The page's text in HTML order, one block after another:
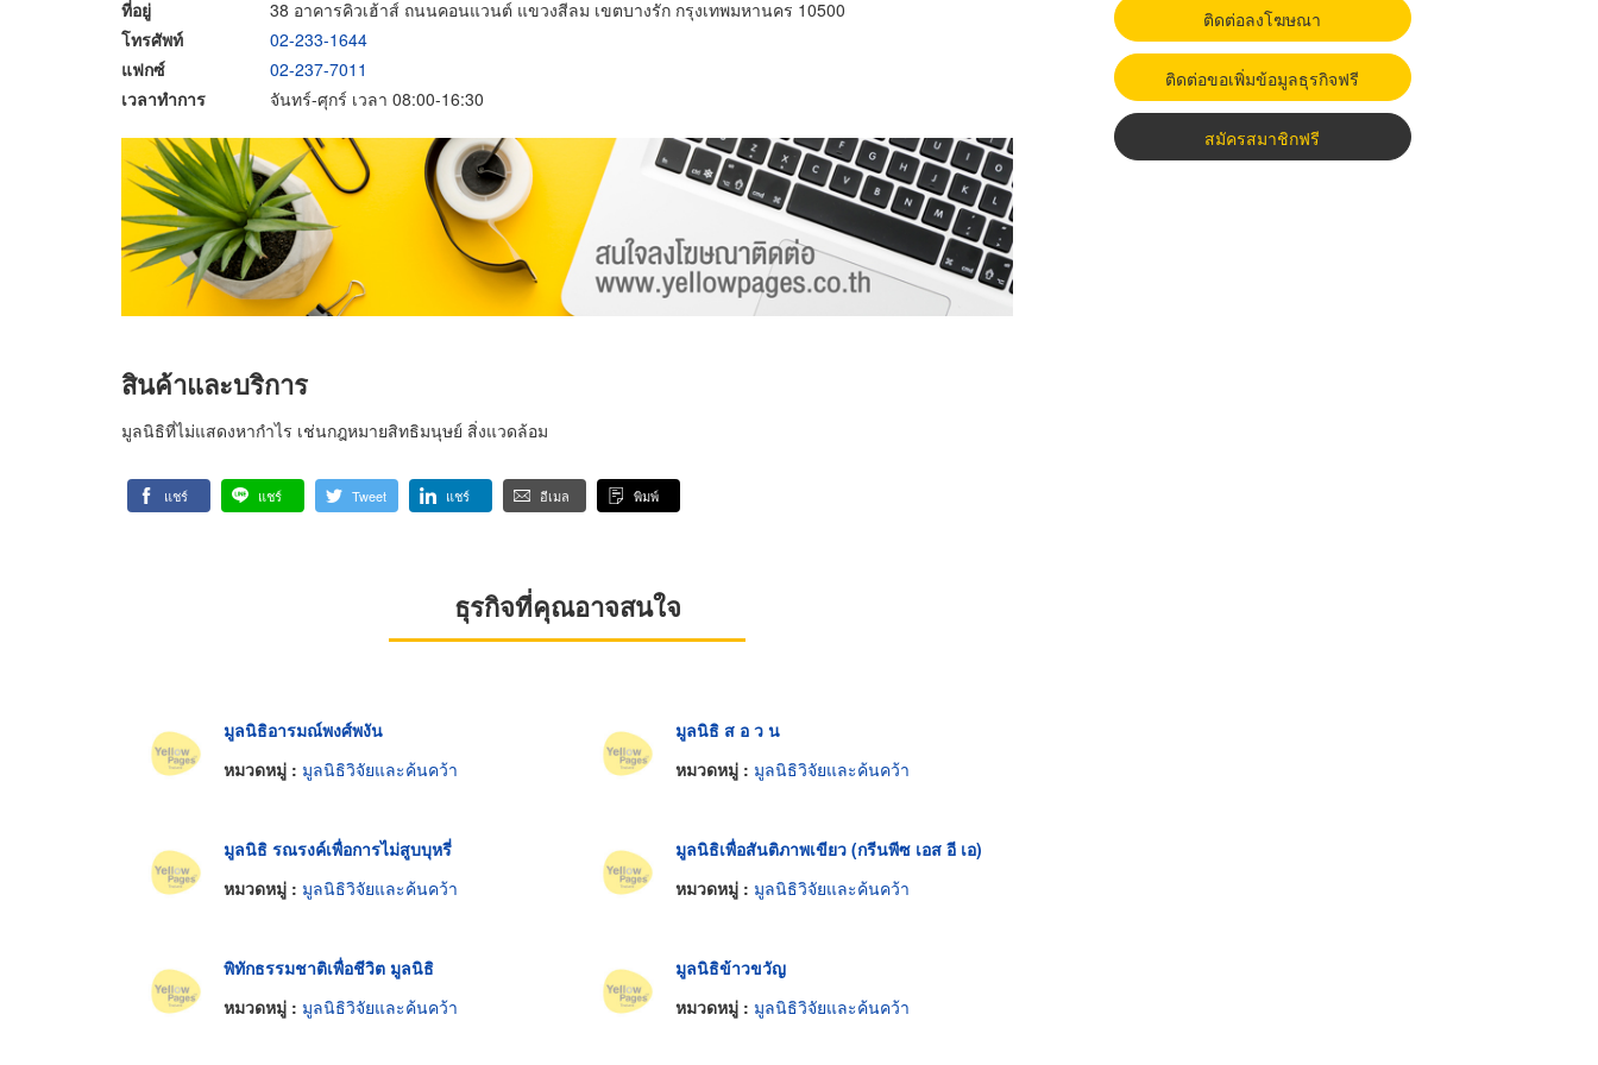
ที่อยู่
38 อาคารคิวเฮ้าส์ ถนนคอนแวนต์ แขวงสีลม เขตบางรัก กรุงเทพมหานคร 10500
โทรศัพท์
02-233-1644
แฟกซ์
02-237-7011
เวลาทำการ
จันทร์-ศุกร์ เวลา 08:00-16:30
สินค้าและบริการ
มูลนิธิที่ไม่แสดงหากำไร เช่นกฎหมายสิทธิมนุษย์ สิ่งแวดล้อม
แชร์ แชร์ Tweet แชร์ อีเมล พิมพ์
ธุรกิจที่คุณอาจสนใจ
มูลนิธิอารมณ์พงศ์พงัน
หมวดหมู่ : มูลนิธิวิจัยและค้นคว้า
มูลนิธิ ส อ ว น
หมวดหมู่ : มูลนิธิวิจัยและค้นคว้า
มูลนิธิ รณรงค์เพื่อการไม่สูบบุหรี่
หมวดหมู่ : มูลนิธิวิจัยและค้นคว้า
มูลนิธิเพื่อสันติภาพเขียว (กรีนพีซ เอส อี เอ)
หมวดหมู่ : มูลนิธิวิจัยและค้นคว้า
พิทักธรรมชาติเพื่อชีวิต มูลนิธิ
หมวดหมู่ : มูลนิธิวิจัยและค้นคว้า
มูลนิธิข้าวขวัญ
หมวดหมู่ : มูลนิธิวิจัยและค้นคว้า
ติดต่อลงโฆษณา
ติดต่อขอเพิ่มข้อมูลธุรกิจฟรี
สมัครสมาชิกฟรี